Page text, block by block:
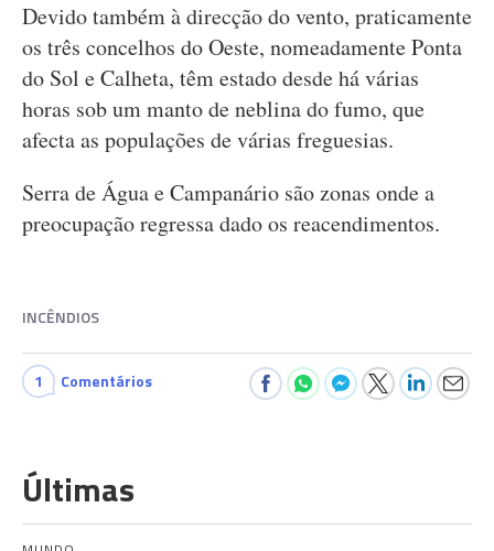
Devido também à direcção do vento, praticamente
os três concelhos do Oeste, nomeadamente Ponta
do Sol e Calheta, têm estado desde há várias
horas sob um manto de neblina do fumo, que
afecta as populações de várias freguesias.
Serra de Água e Campanário são zonas onde a
preocupação regressa dado os reacendimentos.
INCÊNDIOS
1 Comentários
Últimas